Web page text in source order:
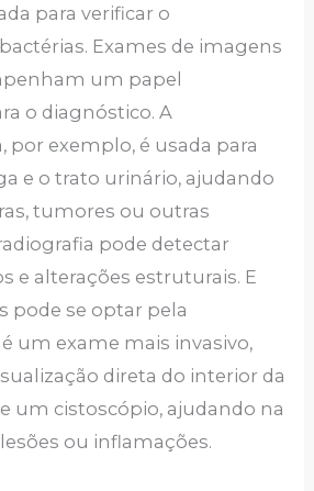
para verificar o
Exames de imagens
um papel
o diagnóstico. A
por exemplo, é usada para
e o trato urinário, ajudando
tumores ou outras
pode detectar
e alterações estruturais. E
pode se optar pela
um exame mais invasivo,
direta do interior da
um cistoscópio, ajudando na
ou inflamações.